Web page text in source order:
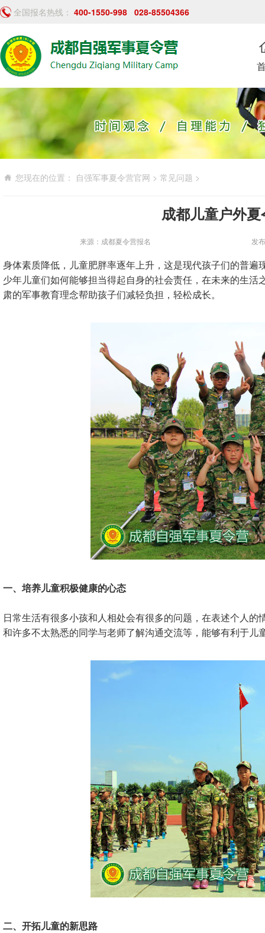
全国报名热线： 400-1550-998 028-85504366
您现在的位置： 自强军事夏令营官网 > 常见问题 >
成都儿童户外
来源：成都夏令营报名 发
身体素质降低，儿童肥胖率逐年上升，这是现代孩子们的普
少年儿童们如何能够担当得起自身的社会责任，在未来的生
肃的军事教育理念帮助孩子们减轻负担，轻松成长。
一、培养儿童积极健康的心态
日常生活有很多小孩和人相处会有很多的问题，在表述个人
和许多不太熟悉的同学与老师了解沟通交流等，能够有利于儿
二、开拓儿童的新思路